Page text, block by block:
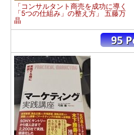
「コンサルタント商売を成功に導く
「5つの仕組み」の整え方」 五藤万
晶